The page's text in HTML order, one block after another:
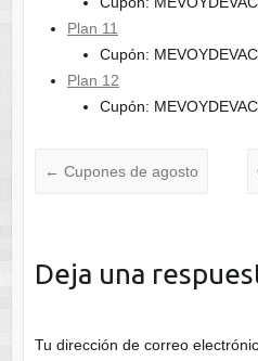
Plan 11
Cupón:
Plan 12
Cupón:
← Cupones de agosto
Deja una
Tu dirección de correo